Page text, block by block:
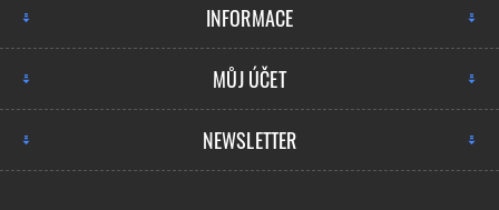
INFORMACE
MŮJ ÚČET
NEWSLETTER